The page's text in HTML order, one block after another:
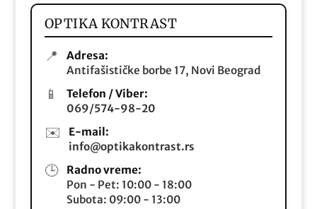
OPTIKA KONTRAST
📍
Adresa:
Antifašističke borbe 17, Novi Beograd
📱
Telefon / Viber:
069/574-98-20
✉️
E-mail:
info@optikakontrast.rs
🕒
Radno vreme:
Pon - Pet: 10:00 - 18:00
Subota: 09:00 - 13:00